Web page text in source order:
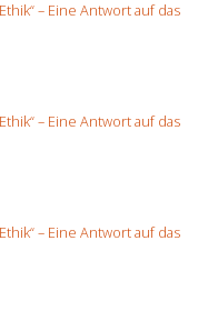
– Eine Antwort auf das
– Eine Antwort auf das
– Eine Antwort auf das